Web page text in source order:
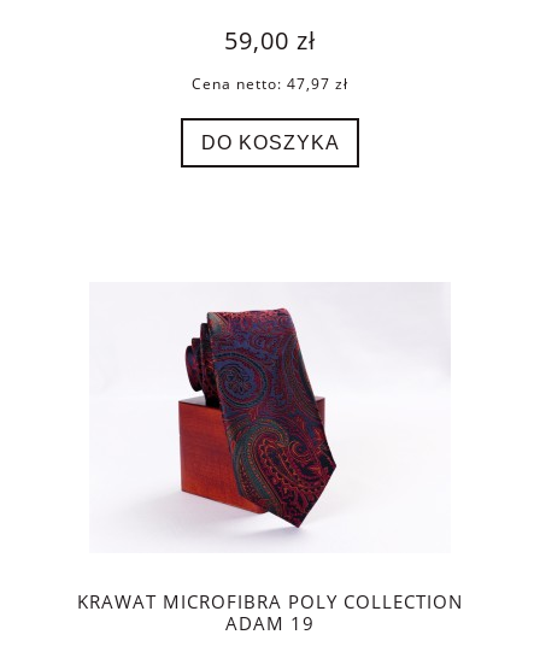
59,00 zł
Cena netto: 47,97 zł
DO KOSZYKA
KRAWAT MICROFIBRA POLY COLLECTION
ADAM 19